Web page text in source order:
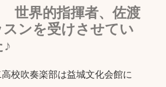
世界的指揮者、佐渡
ンを受けさせてい
校吹奏楽部は益城文化会館に